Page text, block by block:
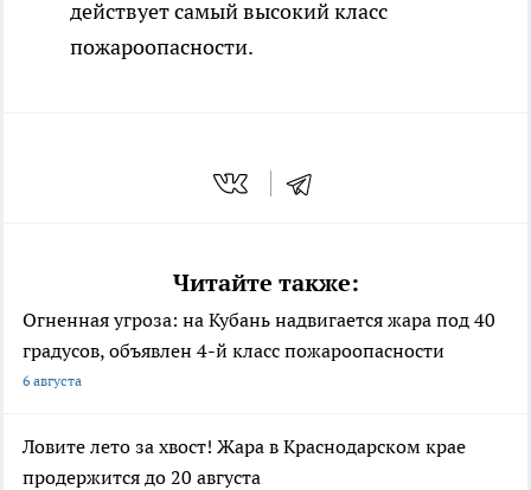
действует самый высокий класс
пожароопасности.
Читайте также:
Огненная угроза: на Кубань надвигается жара под 40
градусов, объявлен 4-й класс пожароопасности
6 августа
Ловите лето за хвост! Жара в Краснодарском крае
продержится до 20 августа